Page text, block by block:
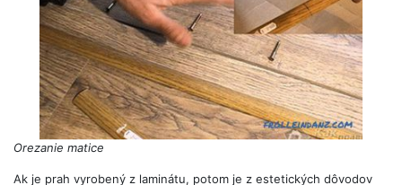
Orezanie matice
Ak je prah vyrobený z laminátu, potom je z estetických dôvodov